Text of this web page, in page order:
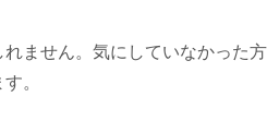
れません。気にしていなかった
。